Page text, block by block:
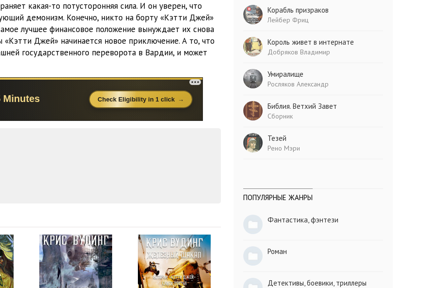
11:45
11:05
12:01
15:43
14:30
14:38
06:56
какая-то потусторонняя сила. И он уверен, что
демонизм. Конечно, никто на борту «Кэтти Джей»
лучшее финансовое положение вынуждает их снова
Джей» начинается новое приключение. А то, что
государственного переворота в Вардии, и может
Корабль призраков
Лейбер Фриц
Король живет в интернате
Добряков Владимир
Умиралище
Росляков Александр
Библия. Ветхий Завет
Сборник
Тезей
Рено Мэри
ПОПУЛЯРНЫЕ ЖАНРЫ
Фантастика, фэнтези
Роман
Детективы, боевики, триллеры